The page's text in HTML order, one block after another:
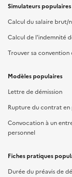
Simulateurs populaires
Calcul du salaire brut/
Calcul de l'indemnité
Trouver sa
Modèles populaires
Lettre de démission
Rupture du contrat en
Convocation à un
personnel
Fiches pratiques
Durée du préavis de